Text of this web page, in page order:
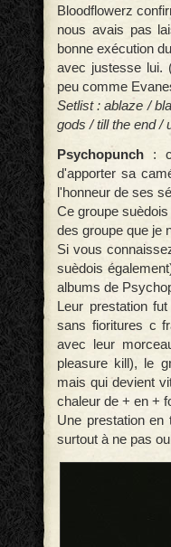
Bloodflowerz
nous avais pas
bonne exécution
avec justesse lui.
peu comme
Setlist : ablaze /
gods / till the end /
Psychopunch :
d'apporter sa
l'honneur de ses
Ce groupe
des groupe que je
Si vous
suèdois
albums de
Leur prestation
sans fioritures c
avec leur
pleasure kill), le
mais qui devient
chaleur de + en +
Une prestation en
surtout à ne pas